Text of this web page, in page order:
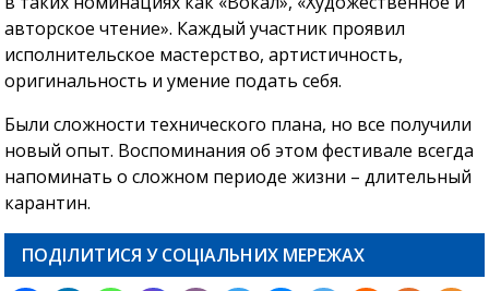
авторское чтение». Каждый участник проявил
исполнительское мастерство, артистичность,
оригинальность и умение подать себя.
Были сложности технического плана, но все получили
новый опыт. Воспоминания об этом фестивале всегда
напоминать о сложном периоде жизни – длительный
карантин.
ПОДІЛИТИСЯ У СОЦІАЛЬНИХ МЕРЕЖАХ